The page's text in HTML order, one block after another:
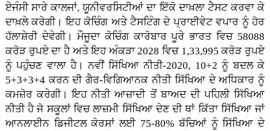
ਏਜੰਸੀ ਸਾਰੇ ਕਾਲਜਾਂ, ਯੂਨੀਵਰਸਿਟੀਆਂ ਦਾ ਇੱਕੋ ਦਾਖ਼ਲਾ ਟੈਸਟ ਕਰਵਾ ਕੇ
ਦਾਖ਼ਲੇ ਕਰੇਗੀ। ਇਹ ਕੋਚਿੰਗ ਅਤੇ ਟੈਸਟਿੰਗ ਦੇ ਪ੍ਰਾਈਵੇਟ ਵਪਾਰ ਨੂੰ ਹੋਰ
ਹੱਲਾਸ਼ੇਰੀ ਦੇਵੇਗੀ। ਮੌਜੂਦਾ ਕੋਚਿੰਗ ਕਾਰੋਬਾਰ ਪੂਰੇ ਭਾਰਤ ਵਿਚ 58088
ਕਰੋੜ ਰੁਪਏ ਦਾ ਹੈ ਅਤੇ ਇਹ ਅੰਕੜਾ 2028 ਵਿਚ 1,33,995 ਕਰੋੜ ਰੁਪਏ
ਨੂੰ ਪਹੁੰਚਣ ਵਾਲਾ ਹੈ। ਨਵੀਂ ਸਿੱਖਿਆ ਨੀਤੀ-2020, 10+2 ਨੂੰ ਬਦਲ ਕੇ
5+3+3+4 ਕਰਨ ਦੀ ਗੈਰ-ਵਿਗਿਆਨਕ ਨੀਤੀ ਸਿੱਖਿਆ ਦੇ ਅਧਿਕਾਰ ਨੂੰ
ਕਮਜ਼ੋਰ ਕਰੇਗੀ। ਇਹ ਨੀਤੀ ਆਜ਼ਾਦੀ ਤੋਂ ਬਾਅਦ ਦੀ ਪਹਿਲੀ ਸਿੱਖਿਆ
ਨੀਤੀ ਹੈ ਜੋ ਸਕੂਲਾਂ ਵਿਚ ਲਾਜ਼ਮੀ ਸਿੱਖਿਆ ਦੇਣ ਦੀ ਥਾਂ ਕਿੱਤਾ ਸਿੱਖਿਆ ਜਾਂ
ਆਨਲਾਈਨ ਡਿਜੀਟਲ ਕੋਰਸਾਂ ਲਈ 75-80% ਬੱਚਿਆਂ ਨੂੰ ਸਿੱਖਿਆ ਦੇ